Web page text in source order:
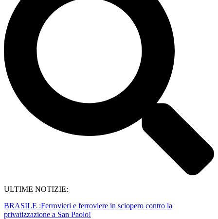
ULTIME NOTIZIE:
BRASILE :Ferrovieri e ferroviere in sciopero contro la
privatizzazione a San Paolo!